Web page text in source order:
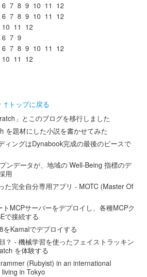
6 7 8 9 10 11 12
6 7 8 9 10 11 12
10 11 12
6 7 9
6 7 8 9 10 11 12
10 11 12
↑トップに戻る
」とこのブログを移行しました
を題材にした小説を書かせてみた
ィングはDynabook完成の最後のピースで
ンデータが、地域の Well-Being 指標のデ
用
た完全自分専用アプリ - MOTC (Master Of
MCPサーバーをデプロイし、各種MCPク
で接続する
をKamalでデプロイする
？ - 機械学習を使ったフェイストラッキン
を体験する
(Rubyist) in an international
in Tokyo